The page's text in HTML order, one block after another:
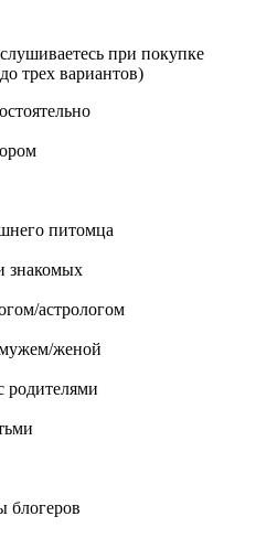
при покупке
трех вариантов)
питомца
знакомых
астрологом
женой
родителями
блогеров